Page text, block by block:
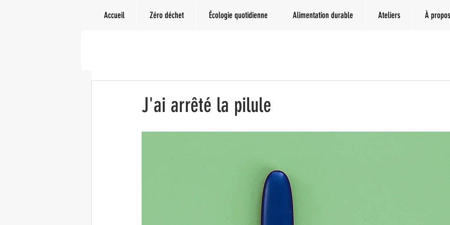
Accueil Zéro déchet Écologie quotidienne Alimentation durable Ateliers À propos
J'ai arrêté la pilule